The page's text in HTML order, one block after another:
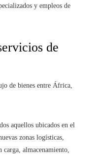
y empleos de
de
de bienes entre África,
aquellos ubicados en el
zonas logísticas,
carga, almacenamiento,